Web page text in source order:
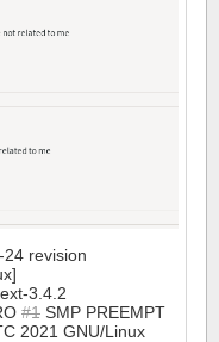
revision
3.4.2
#1 SMP PREEMPT
2021 GNU/Linux